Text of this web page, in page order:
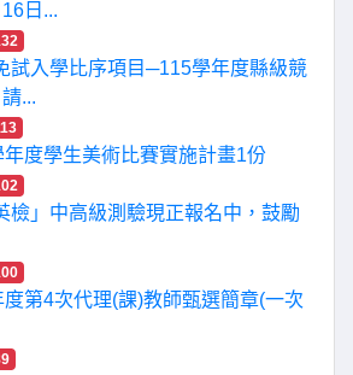
日...
試入學比序項目─115學年度縣級競
...
度學生美術比賽實施計畫1份
檢」中高級測驗現正報名中，鼓勵
第4次代理(課)教師甄選簡章(一次